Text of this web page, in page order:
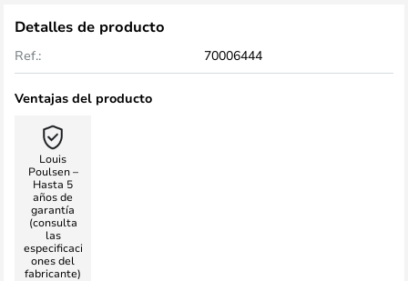
Detalles de producto
Ref.: 70006444
Ventajas del producto
Louis
Poulsen –
Hasta 5
años de
garantía
(consulta
las
especificaci
ones del
fabricante)